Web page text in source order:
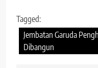
Tagged:
Jembatan Garuda
Dibangun